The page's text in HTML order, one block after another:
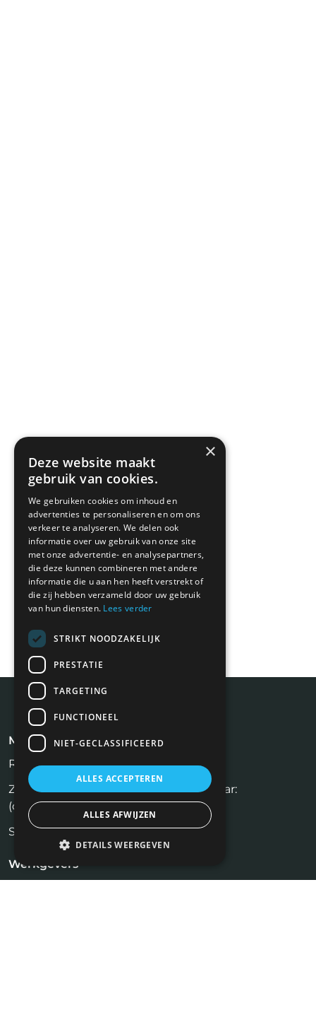
Meest recente blogs
Rijksvastgoedbedrijf (RVB)
Zelf een huis verkopen zonder makelaar:
(on)realistisch?
Social media recruitment.
Werkgevers
×
Deze website maakt
gebruik van cookies.
We gebruiken cookies om inhoud en
advertenties te personaliseren en om ons
verkeer te analyseren. We delen ook
informatie over uw gebruik van onze site
met onze advertentie- en analysepartners,
die deze kunnen combineren met andere
informatie die u aan hen heeft verstrekt of
die zij hebben verzameld door uw gebruik
van hun diensten. Lees verder
STRIKT NOODZAKELIJK
PRESTATIE
TARGETING
FUNCTIONEEL
NIET-GECLASSIFICEERD
ALLES ACCEPTEREN
ALLES AFWIJZEN
DETAILS WEERGEVEN